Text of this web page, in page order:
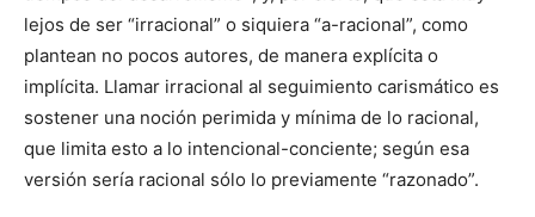
lejos de ser “irracional” o siquiera “a-racional”, como
plantean no pocos autores, de manera explícita o
implícita. Llamar irracional al seguimiento carismático es
sostener una noción perimida y mínima de lo racional,
que limita esto a lo intencional-conciente; según esa
versión sería racional sólo lo previamente “razonado”.